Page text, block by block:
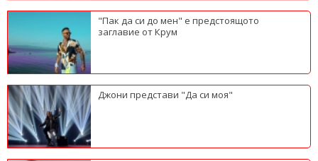
"Пак да си до мен" е предстоящото
заглавие от Крум
Джони представи "Да си моя"